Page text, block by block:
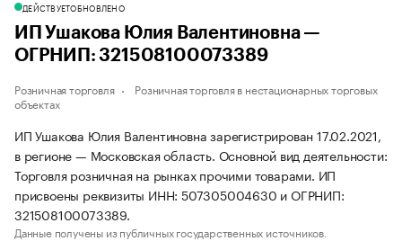
ДЕЙСТВУЕТОБНОВЛЕНО
ИП Ушакова Юлия Валентиновна —
ОГРНИП: 321508100073389
Розничная торговля
Розничная торговля в нестационарных торговых
объектах
ИП Ушакова Юлия Валентиновна зарегистрирован 17.02.2021,
в регионе — Московская область. Основной вид деятельности:
Торговля розничная на рынках прочими товарами. ИП
присвоены реквизиты ИНН: 507305004630 и ОГРНИП:
321508100073389.
Данные получены из публичных государственных источников.